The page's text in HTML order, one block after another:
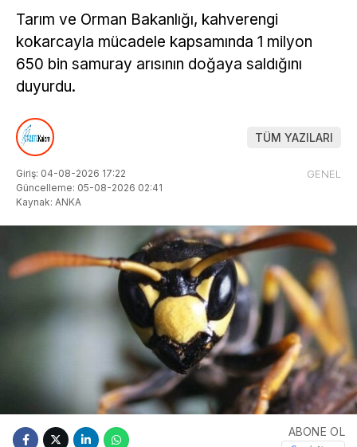
Tarım ve Orman Bakanlığı, kahverengi
kokarcayla mücadele kapsamında 1 milyon
650 bin samuray arısının doğaya saldığını
duyurdu.
TÜM YAZILARI
Giriş: 04-08-2026 17:22
Güncelleme: 05-08-2026 02:41
Kaynak: ANKA
GENEL
ABONE OL